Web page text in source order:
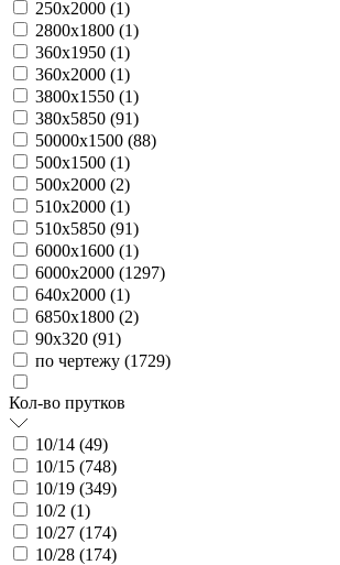
250х2000 (1)
2800х1800 (1)
360х1950 (1)
360х2000 (1)
3800х1550 (1)
380х5850 (91)
50000х1500 (88)
500х1500 (1)
500х2000 (2)
510х2000 (1)
510х5850 (91)
6000х1600 (1)
6000х2000 (1297)
640х2000 (1)
6850х1800 (2)
90х320 (91)
по чертежу (1729)
Кол-во прутков
10/14 (49)
10/15 (748)
10/19 (349)
10/2 (1)
10/27 (174)
10/28 (174)